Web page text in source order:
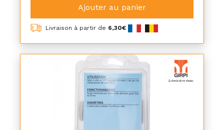
Ajouter au panier
Livraison à partir de 6,30€